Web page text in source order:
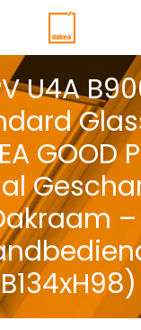
U4A
GOOD
–